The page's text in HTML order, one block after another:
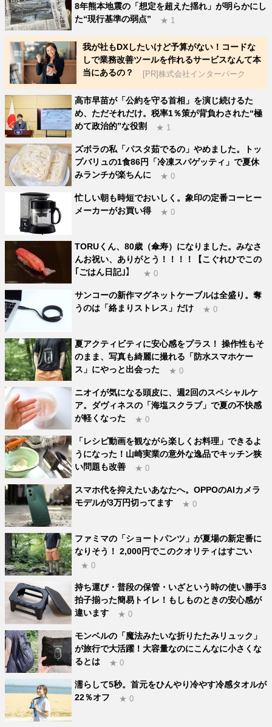
8年熊本地震の「想定を超えた揺れ」が明らかにし
た“現行基準の弱点”
★ 1
我が社もDXしたいけど予算がない！コードな
しで業務改善ツールを作れるサービスなんて本
当にあるの？
[PR]株式会社インターパーク
高市早苗が「公約を守る首相」を演じ続けるた
め、ただそれだけ。税率1％策が背負わされた“極
めて政治的”な役割
★ 1
ズボラの私「パスタ茹でるの」やめました。トッ
プバリュの1食86円「冷凍スパゲッティ」で夏休
みランチが楽ちんに
★ 0
忙しい朝も時短でおいしく。象印の定番コーヒー
メーカーがお買い得
★ 0
TORUくん、80歳（傘寿）になりました。みなさ
んお祝い、ありがとう！！！！【こぐれひでこの
｢ごはん日記｣】
★ 0
サンコーの新作マグネットケーブルは全盛り。奪
うのは「絡まりストレス」だけ
★ 0
夏アクティビティに安心感をプラス！ 操作性もそ
のまま、写真も綺麗に撮れる「防水スマホケー
ス」にやっと出会った
★ 0
ニオイが気になる頭皮に、週2回のスペシャルケ
ア。ダヴィネスの「海塩スクラブ」で夏の不快感
が軽くなった
★ 0
「レシピ動画を観ながら楽しくお料理」できるよ
うになった！山崎実業の意外な逸品でキッチン狭
い問題も改善
★ 0
スマホ代を抑えたいあなたへ。OPPOのAIカメラ
モデルが3万円切ってます
★ 0
ファミマの「ショートパンツ」が夏場の新定番に
なりそう！ 2,000円でこのクオリティはすごい
★ 0
持ち運び・普段の保管・いざという時の使い勝手3
拍子揃った簡易トイレ！もしものときの安心感が
違います
★ 0
モンベルの「魔法みたいな折りたたみリュック」
が旅行で大活躍！大容量なのにこんなに小さくな
るとは
★ 0
濡らして5秒。首元をひんやり冷やす冷感タオルが
22％オフ
★ 0